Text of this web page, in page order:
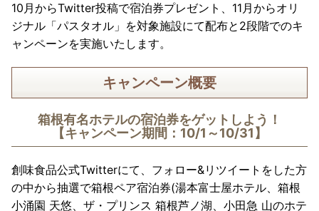
10月からTwitter投稿で宿泊券プレゼント、11月からオリ
ジナル「パスタオル」を対象施設にて配布と2段階でのキ
ャンペーンを実施いたします。
キャンペーン概要
箱根有名ホテルの宿泊券をゲットしよう！
【キャンペーン期間：10/1～10/31】
創味食品公式Twitterにて、フォロー&リツイートをした方
の中から抽選で箱根ペア宿泊券(湯本富士屋ホテル、箱根
小涌園 天悠、ザ・プリンス 箱根芦ノ湖、小田急 山のホテ